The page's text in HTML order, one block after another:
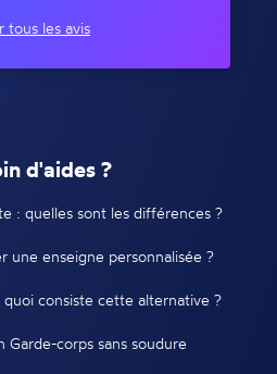
tous les avis
d'aides ?
: quelles sont les différences ?
une enseigne personnalisée ?
consiste cette alternative ?
Garde-corps sans soudure